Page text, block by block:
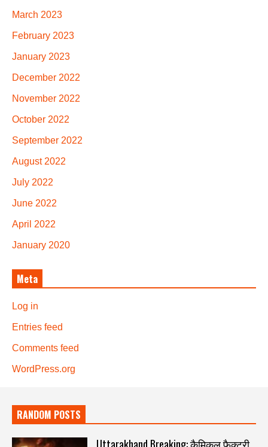
March 2023
February 2023
January 2023
December 2022
November 2022
October 2022
September 2022
August 2022
July 2022
June 2022
April 2022
January 2020
Meta
Log in
Entries feed
Comments feed
WordPress.org
RANDOM POSTS